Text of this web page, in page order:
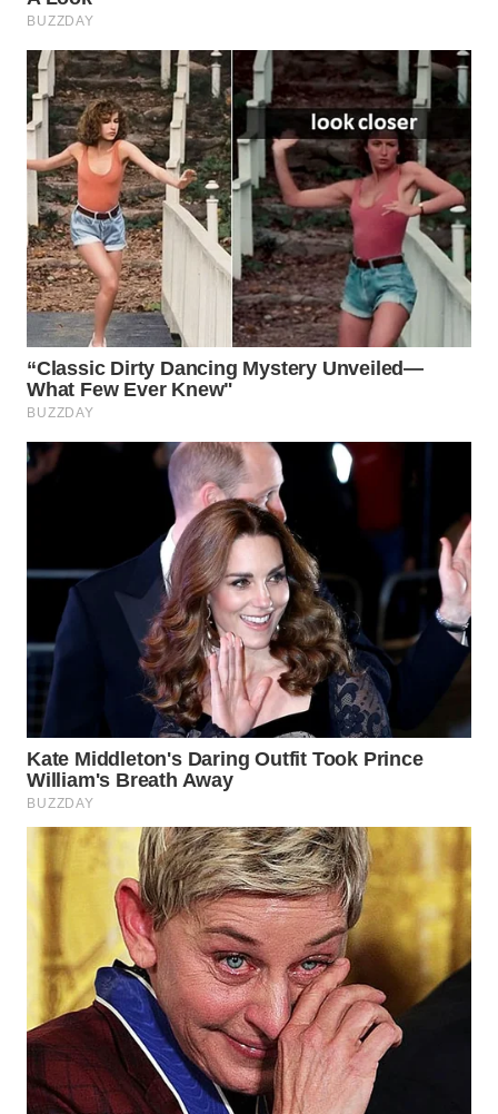
WN
LAWAS
WN
SUMEDANG
WN
CIANJUR
WN
KEPULAUAN
SERIBU
WN
TANGERANG
WN
CIREBON
INDRAMAYU
KUNINGAN
WN
MAJALENGKA
WN
WN
SUKABUMI
PURWAKARTA